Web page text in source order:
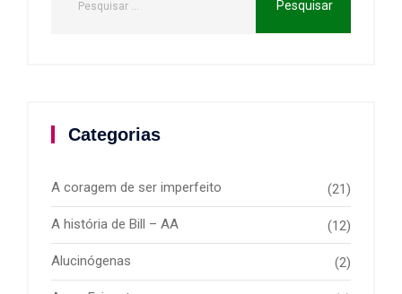
Categorias
A coragem de ser imperfeito (21)
A história de Bill – AA (12)
Alucinógenas (2)